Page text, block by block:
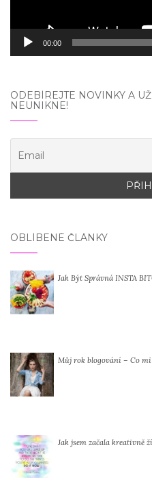
00:00
ODEBÍREJTE NOVINKY A
NEUNIKNE!
OBLÍBENÉ ČLÁNKY
Jak Být Správná INSTA
Můj rok blogování – Co mi
Jak jsem začala kreativně